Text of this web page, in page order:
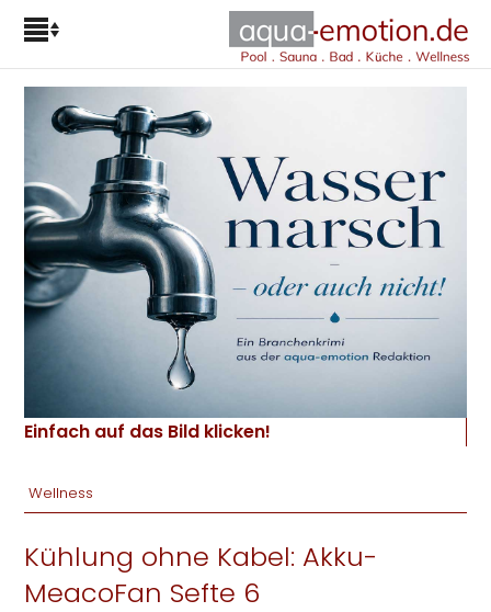
Einfach auf das Bild klicken!
Wellness
Kühlung ohne Kabel: Akku-
MeacoFan Sefte 6